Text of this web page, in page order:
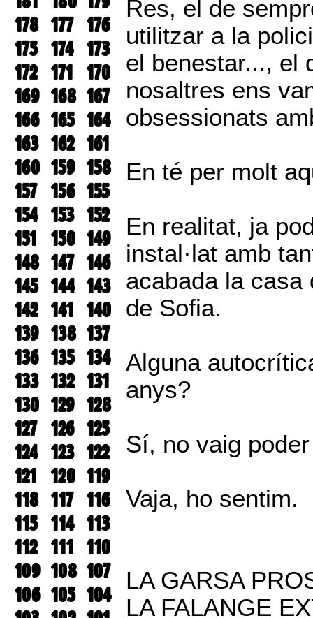
178 177 176
175 174 173
172 171 170
169 168 167
166 165 164
163 162 161
160 159 158
157 156 155
154 153 152
151
150 149
148 147 146
145 144 143
142 141 140
139 138 137
136 135 134
133 132 131
130 129 128
127 126 125
124 123 122
121
120 119
118 117 116
115 114 113
112 111 110
109 108 107
106 105 104
Res, el de
utilitzar a la
el benestar..., el
nosaltres ens
obsessionats
En té per molt
En realitat, ja
instal·lat amb
acabada la casa
de Sofia.
Alguna
anys?
Sí, no vaig
Vaja, ho sentim.
LA GARSA
LA FALANGE